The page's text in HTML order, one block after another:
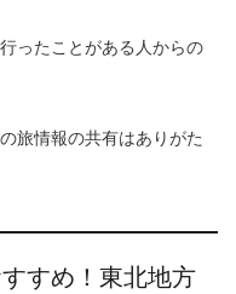
ったことがある人からの
旅情報の共有はありがた
すめ！東北地方